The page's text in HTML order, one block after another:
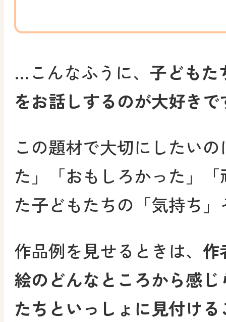
…こんなふうに、 子どもた
をお話しするのが大好きで
この題材で大切にしたい
た」「おもしろかった」
た子どもたちの「気持ち
作品例を見せるときは、 作
絵のどんなところから感
たちといっしょに見付け